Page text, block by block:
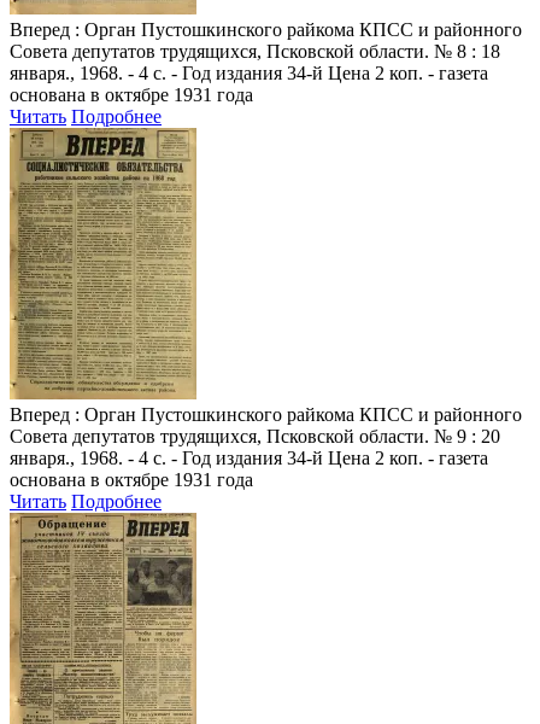
Вперед : Орган Пустошкинского райкома КПСС и районного
Совета депутатов трудящихся, Псковской области. № 8 : 18
января., 1968. - 4 с. - Год издания 34-й Цена 2 коп. - газета
основана в октябре 1931 года
Читать Подробнее
Вперед : Орган Пустошкинского райкома КПСС и районного
Совета депутатов трудящихся, Псковской области. № 9 : 20
января., 1968. - 4 с. - Год издания 34-й Цена 2 коп. - газета
основана в октябре 1931 года
Читать Подробнее